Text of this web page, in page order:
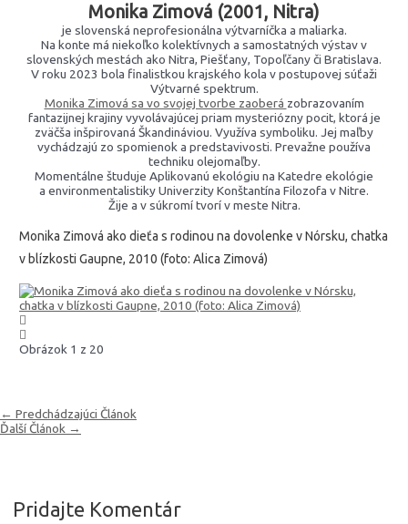
Monika Zimová (2001, Nitra)
je slovenská neprofesionálna výtvarníčka a maliarka.
Na konte má niekoľko kolektívnych a samostatných výstav v
slovenských mestách ako Nitra, Piešťany, Topoľčany či Bratislava.
V roku 2023 bola finalistkou krajského kola v postupovej súťaži
Výtvarné spektrum.
Monika Zimová sa vo svojej tvorbe zaoberá zobrazovaním
fantazijnej krajiny vyvolávajúcej priam mysteriózny pocit, ktorá je
zväčša inšpirovaná Škandináviou. Využíva symboliku. Jej maľby
vychádzajú zo spomienok a predstavivosti. Prevažne používa
techniku olejomaľby.
Momentálne študuje Aplikovanú ekológiu na Katedre ekológie
a environmentalistiky Univerzity Konštantína Filozofa v Nitre.
Žije a v súkromí tvorí v meste Nitra.
Monika Zimová ako dieťa s rodinou na dovolenke v Nórsku, chatka
v blízkosti Gaupne, 2010 (foto: Alica Zimová)
Obrázok 1 z 20
Navigácia
v
← Predchádzajúci Článok
Ďalší Článok →
Pridajte Komentár